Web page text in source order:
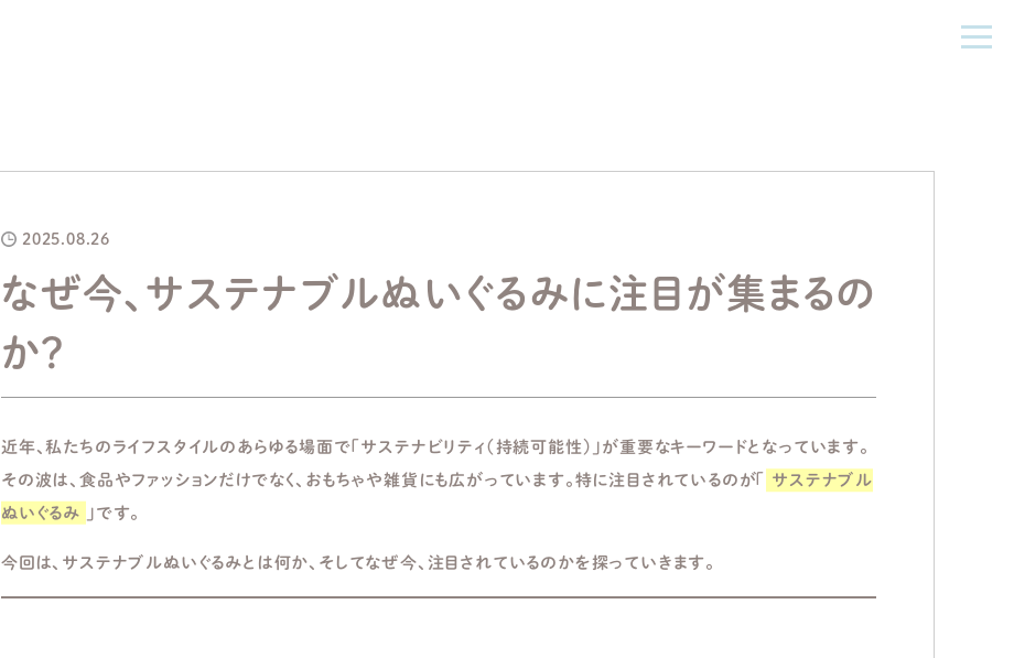
2025.08.26
なぜ今、サステナブルぬいぐるみに注目が集まるの
か？
近年、私たちのライフスタイルのあらゆる場面で「サステナビリティ（持続可能性）」が重要なキーワードとなっています。
その波は、食品やファッションだけでなく、おもちゃや雑貨にも広がっています。特に注目されているのが「 サステナブル
ぬいぐるみ 」です。
今回は、サステナブルぬいぐるみとは何か、そしてなぜ今、注目されているのかを探っていきます。